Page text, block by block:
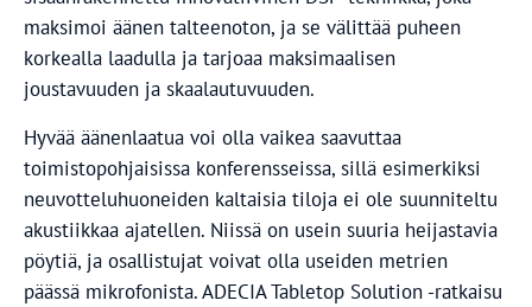
maksimoi äänen talteenoton, ja se välittää puheen
korkealla laadulla ja tarjoaa maksimaalisen
joustavuuden ja skaalautuvuuden.
Hyvää äänenlaatua voi olla vaikea saavuttaa
toimistopohjaisissa konferensseissa, sillä esimerkiksi
neuvotteluhuoneiden kaltaisia tiloja ei ole suunniteltu
akustiikkaa ajatellen. Niissä on usein suuria heijastavia
pöytiä, ja osallistujat voivat olla useiden metrien
päässä mikrofonista. ADECIA Tabletop Solution -ratkaisu